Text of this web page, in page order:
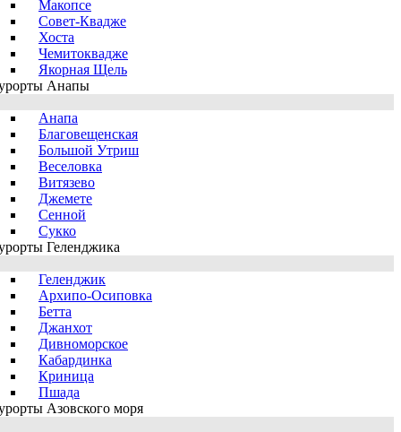
Макопсе
Совет-Квадже
Хоста
Чемитоквадже
Якорная Щель
Анапы
Анапа
Благовещенская
Большой Утриш
Веселовка
Витязево
Джемете
Сенной
Сукко
Геленджика
Геленджик
Архипо-Осиповка
Бетта
Джанхот
Дивноморское
Кабардинка
Криница
Пшада
Азовского моря